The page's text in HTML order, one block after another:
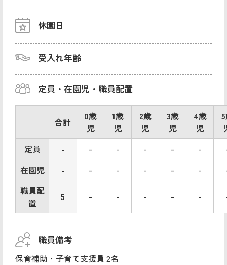
休園日
受入れ年齢
定員・在園児・職員配置
合計
0歳
児
1歳
児
2歳
児
3歳
児
4歳
児
定員
- - - - - -
在園児
- - - - - -
職員配
置
5 - - - - -
職員備考
保育補助・子育て支援員 2名